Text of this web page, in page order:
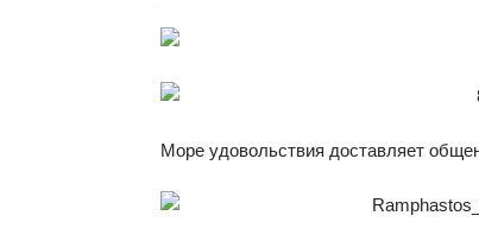
Море удовольствия доставляет